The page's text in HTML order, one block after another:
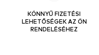
KÖNNYŰ FIZETÉSI
LEHETŐSÉGEK AZ ÖN
RENDELÉSÉHEZ